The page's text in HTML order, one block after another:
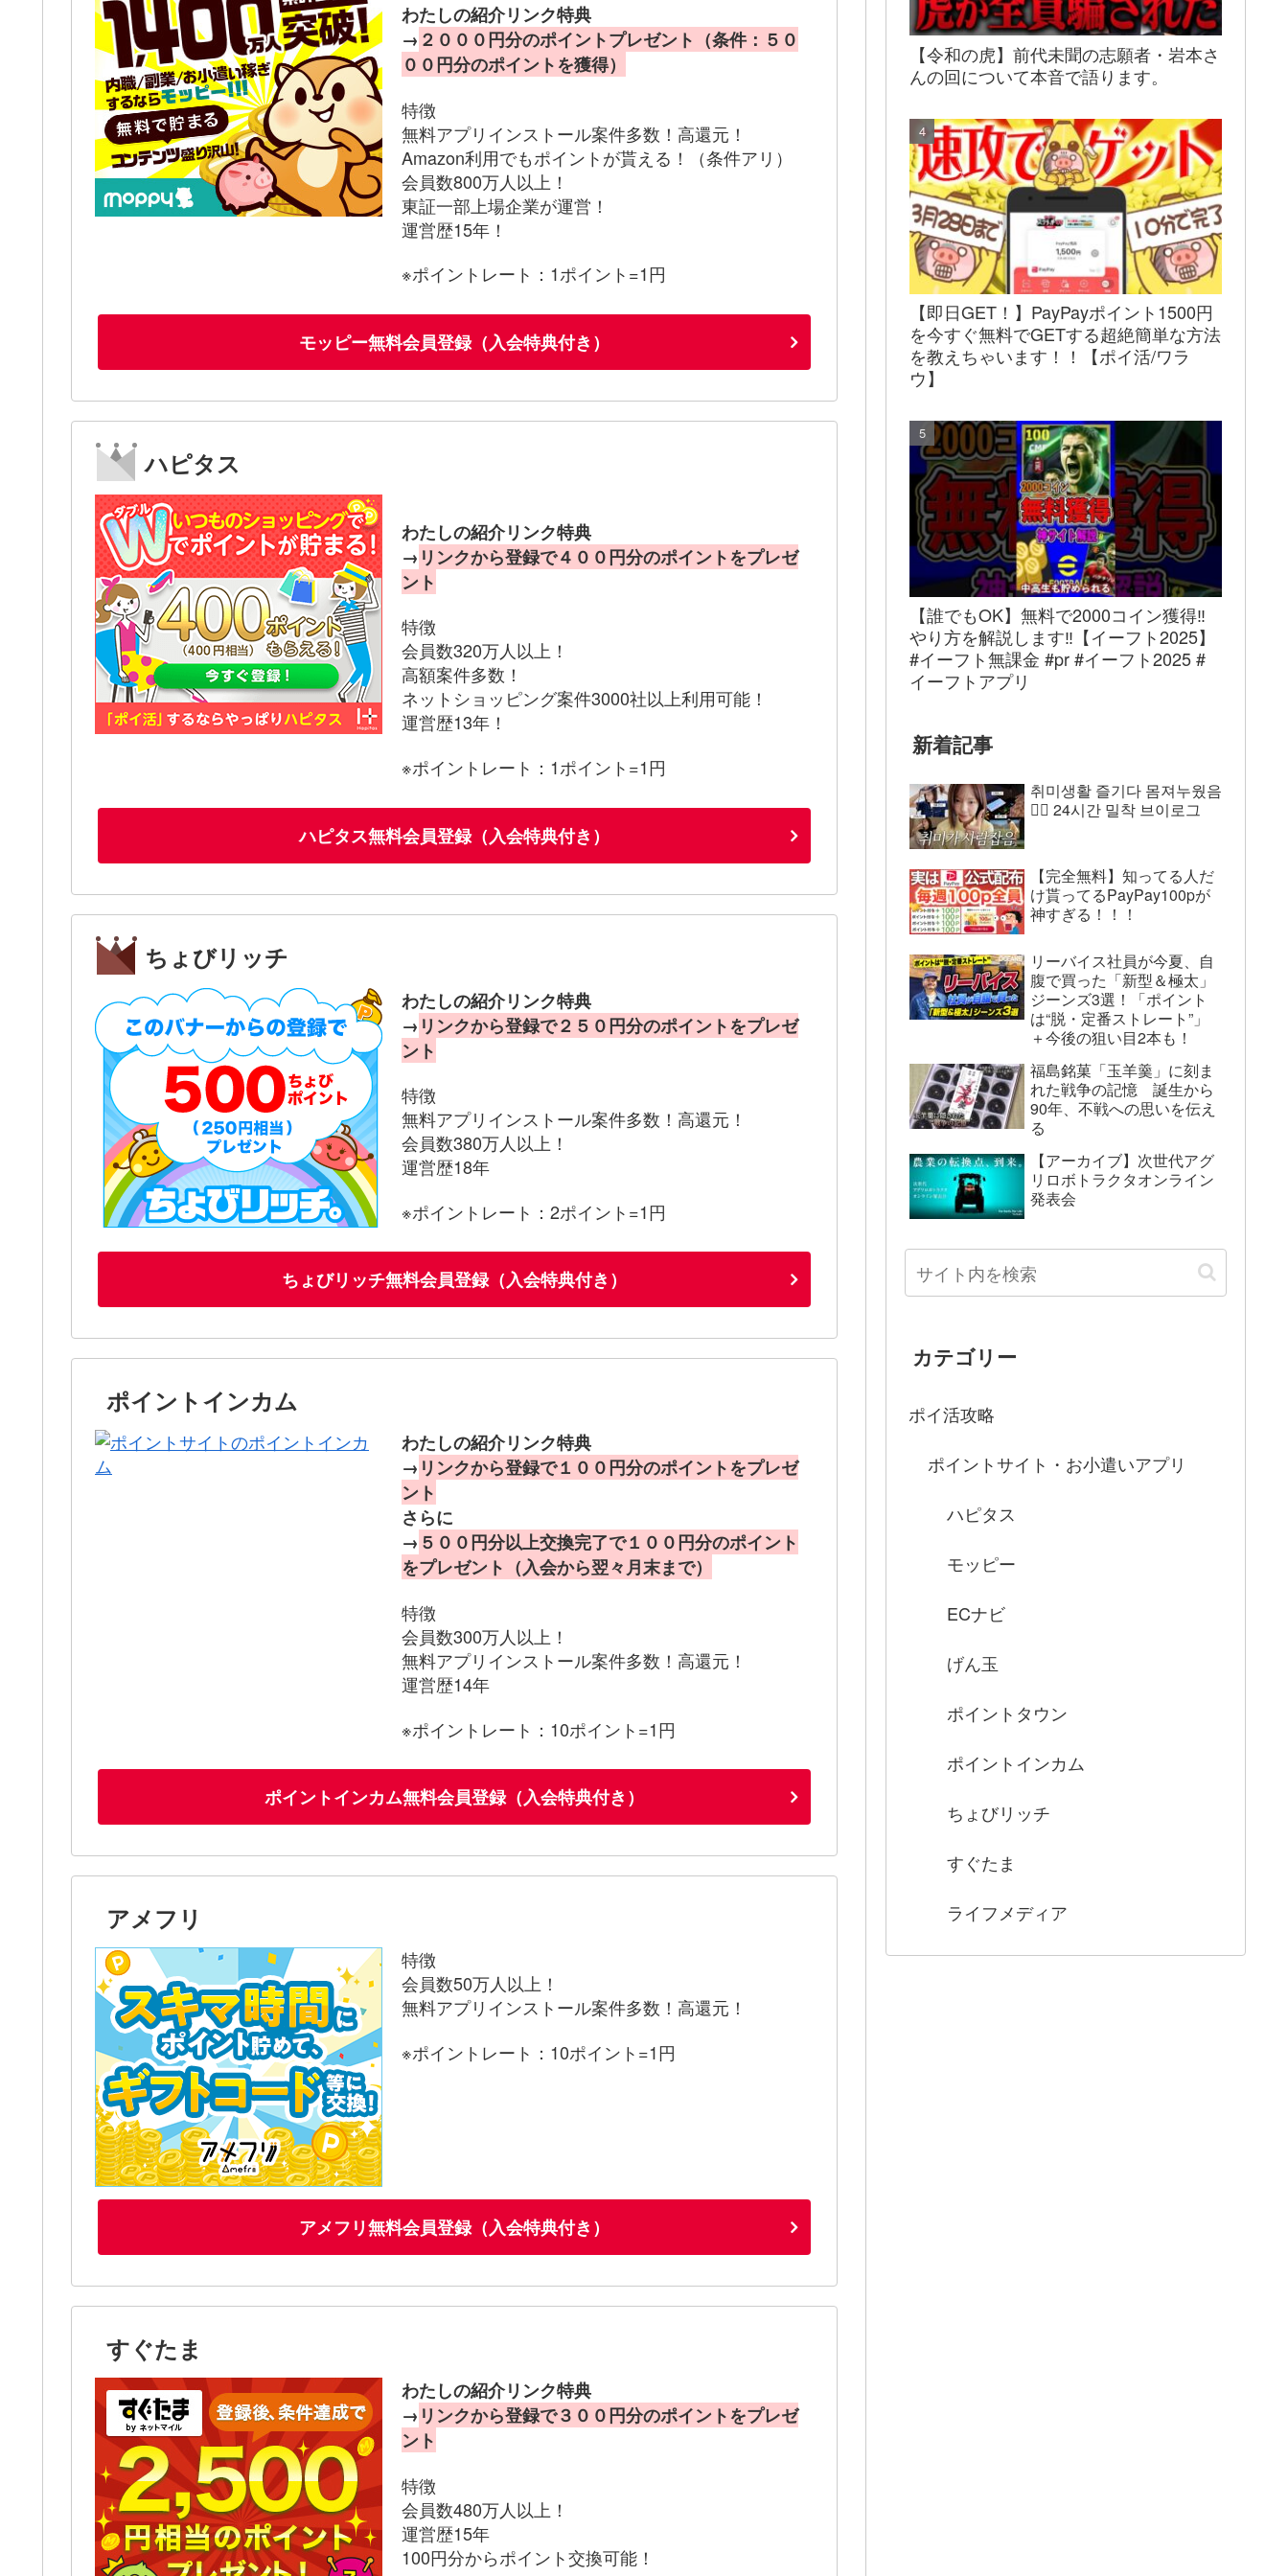
わたしの紹介リンク特典
→ ２０００円分のポイントプレゼント（条件：５０
００円分のポイントを獲得）
特徴
無料アプリインストール案件多数！高還元！
Amazon利用でもポイントが貰える！（条件アリ）
会員数800万人以上！
東証一部上場企業が運営！
運営歴15年！
※ポイントレート：1ポイント=1円
モッピー無料会員登録（入会特典付き）
ハピタス
わたしの紹介リンク特典
→ リンクから登録で４００円分のポイントをプレゼ
ント
特徴
会員数320万人以上！
高額案件多数！
ネットショッピング案件3000社以上利用可能！
運営歴13年！
※ポイントレート：1ポイント=1円
ハピタス無料会員登録（入会特典付き）
ちょびリッチ
わたしの紹介リンク特典
→ リンクから登録で２５０円分のポイントをプレゼ
ント
特徴
無料アプリインストール案件多数！高還元！
会員数380万人以上！
運営歴18年
※ポイントレート：2ポイント=1円
ちょびリッチ無料会員登録（入会特典付き）
ポイントインカム
わたしの紹介リンク特典
→ リンクから登録で１００円分のポイントをプレゼ
ント
さらに
→ ５００円分以上交換完了で１００円分のポイント
をプレゼント（入会から翌々月末まで）
特徴
会員数300万人以上！
無料アプリインストール案件多数！高還元！
運営歴14年
※ポイントレート：10ポイント=1円
ポイントインカム無料会員登録（入会特典付き）
アメフリ
特徴
会員数50万人以上！
無料アプリインストール案件多数！高還元！
※ポイントレート：10ポイント=1円
アメフリ無料会員登録（入会特典付き）
すぐたま
わたしの紹介リンク特典
→ リンクから登録で３００円分のポイントをプレゼ
ント
特徴
会員数480万人以上！
運営歴15年
100円分からポイント交換可能！
【令和の虎】前代未聞の志願者・岩本さ
んの回について本音で語ります。
【即日GET！】PayPayポイント1500円
を今すぐ無料でGETする超絶簡単な方法
を教えちゃいます！！【ポイ活/ワラ
ウ】
【誰でもOK】無料で2000コイン獲得‼︎
やり方を解説します‼︎【イーフト2025】
#イーフト無課金 #pr #イーフト2025 #
イーフトアプリ
新着記事
취미생활 즐기다 몸져누웠음
😵‍💫 24시간 밀착 브이로그
【完全無料】知ってる人だ
け貰ってるPayPay100pが
神すぎる！！！
リーバイス社員が今夏、自
腹で買った「新型＆極太」
ジーンズ3選！「ポイント
は“脱・定番ストレート”」
＋今後の狙い目2本も！
福島銘菓「玉羊羹」に刻ま
れた戦争の記憶 誕生から
90年、不戦への思いを伝え
る
【アーカイブ】次世代アグ
リロボトラクタオンライン
発表会
カテゴリー
ポイ活攻略
ポイントサイト・お小遣いアプリ
ハピタス
モッピー
ECナビ
げん玉
ポイントタウン
ポイントインカム
ちょびリッチ
すぐたま
ライフメディア